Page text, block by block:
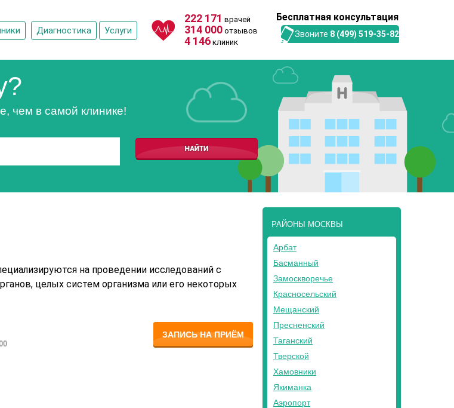
Диагностика Услуги
222 171 врачей
314 000 отзывов
4 146 клиник
Бесплатная консультация
Звоните 8 (499) 519-35-82
чем в самой клинике!
на проведении исследований с
целых систем организма или его некоторых
ЗАПИСЬ НА ПРИЁМ
РАЙОНЫ МОСКВЫ
Арбат
Басманный
Замоскворечье
Красносельский
Мещанский
Пресненский
Таганский
Тверской
Хамовники
Якиманка
Аэропорт